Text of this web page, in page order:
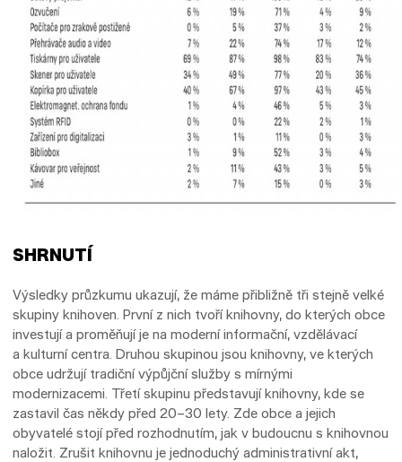
SHRNUTÍ
Výsledky průzkumu ukazují, že máme přibližně tři stejně velké
skupiny knihoven. První z nich tvoří knihovny, do kterých obce
investují a proměňují je na moderní informační, vzdělávací
a kulturní centra. Druhou skupinou jsou knihovny, ve kterých
obce udržují tradiční výpůjční služby s mírnými
modernizacemi. Třetí skupinu představují knihovny, kde se
zastavil čas někdy před 20–30 lety. Zde obce a jejich
obyvatelé stojí před rozhodnutím, jak v budoucnu s knihovnou
naložit. Zrušit knihovnu je jednoduchý administrativní akt,